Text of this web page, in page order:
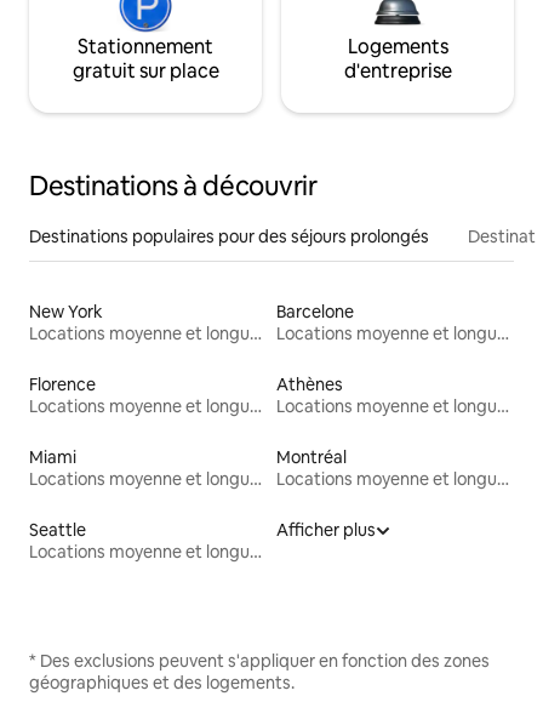
Stationnement
gratuit sur place
Logements
d'entreprise
Destinations à découvrir
Destinations populaires pour des séjours prolongés
New York
Locations moyenne et longue durée
Barcelone
Locations moyenne et longue durée
Florence
Locations moyenne et longue durée
Athènes
Locations moyenne et longue durée
Miami
Locations moyenne et longue durée
Montréal
Locations moyenne et longue durée
Seattle
Locations moyenne et longue durée
Afficher plus
* Des exclusions peuvent s'appliquer en fonction des zones
géographiques et des logements.